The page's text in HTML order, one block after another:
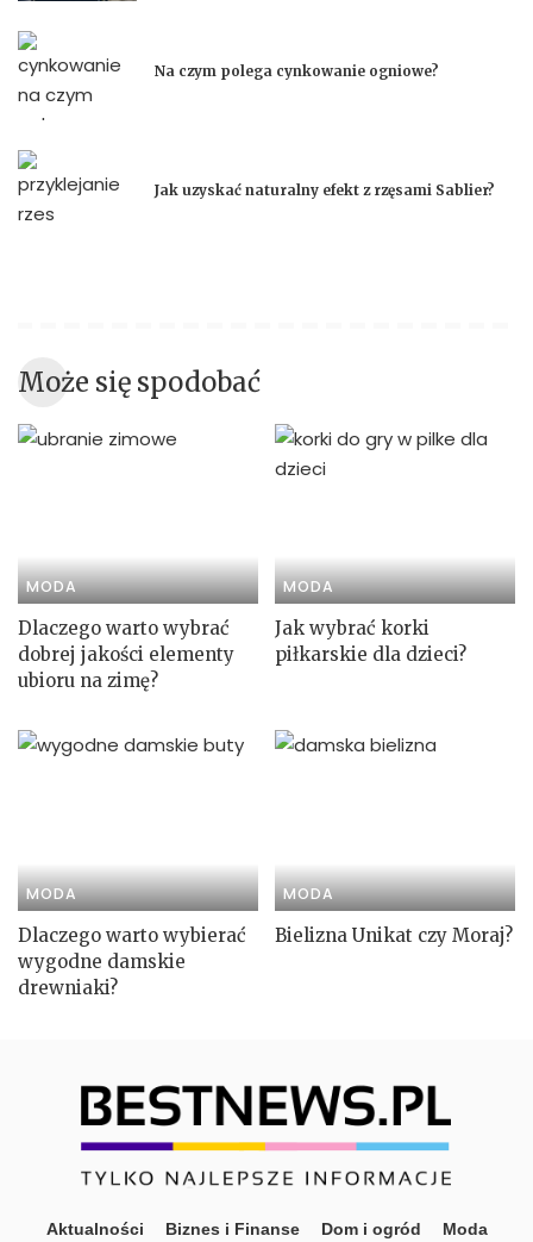
Na czym polega cynkowanie ogniowe?
Jak uzyskać naturalny efekt z rzęsami Sablier?
Może się spodobać
MODA
Dlaczego warto wybrać
dobrej jakości elementy
ubioru na zimę?
MODA
Jak wybrać korki
piłkarskie dla dzieci?
MODA
Dlaczego warto wybierać
wygodne damskie
drewniaki?
MODA
Bielizna Unikat czy Moraj?
Aktualności Biznes i Finanse Dom i ogród Moda